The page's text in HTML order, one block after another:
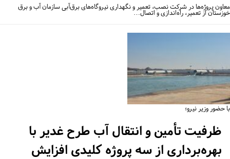
پروژه‌ها در شرکت نصب، تعمیر و نگهداری نیروگاه‌های برق‌آبی سازمان آب و برق
از تعمیر، راه‌اندازی و اتصال…
حضور وزیر نیرو؛
ظرفیت تأمین و انتقال آب طرح غدیر با
بهره‌برداری از سه پروژه کلیدی افزایش